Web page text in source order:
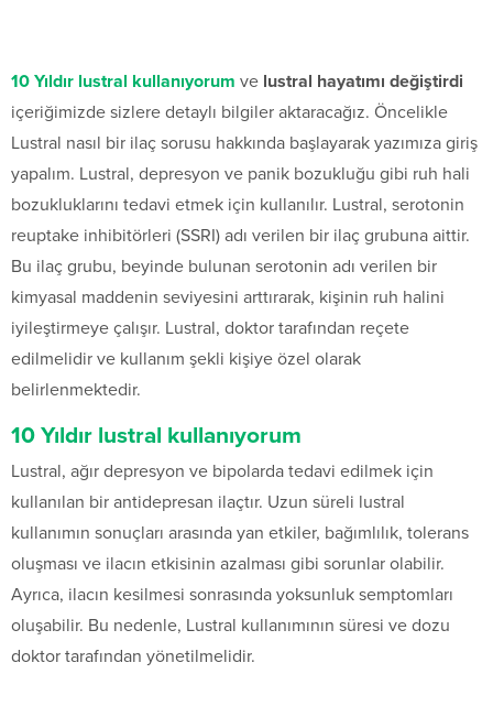
10 Yıldır lustral kullanıyorum ve lustral hayatımı değiştirdi
içeriğimizde sizlere detaylı bilgiler aktaracağız. Öncelikle
Lustral nasıl bir ilaç sorusu hakkında başlayarak yazımıza giriş
yapalım. Lustral, depresyon ve panik bozukluğu gibi ruh hali
bozukluklarını tedavi etmek için kullanılır. Lustral, serotonin
reuptake inhibitörleri (SSRI) adı verilen bir ilaç grubuna aittir.
Bu ilaç grubu, beyinde bulunan serotonin adı verilen bir
kimyasal maddenin seviyesini arttırarak, kişinin ruh halini
iyileştirmeye çalışır. Lustral, doktor tarafından reçete
edilmelidir ve kullanım şekli kişiye özel olarak
belirlenmektedir.
10 Yıldır lustral kullanıyorum
Lustral, ağır depresyon ve bipolarda tedavi edilmek için
kullanılan bir antidepresan ilaçtır. Uzun süreli lustral
kullanımın sonuçları arasında yan etkiler, bağımlılık, tolerans
oluşması ve ilacın etkisinin azalması gibi sorunlar olabilir.
Ayrıca, ilacın kesilmesi sonrasında yoksunluk semptomları
oluşabilir. Bu nedenle, Lustral kullanımının süresi ve dozu
doktor tarafından yönetilmelidir.